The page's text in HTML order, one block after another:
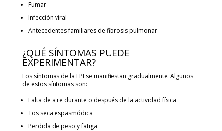
Fumar
Infección viral
Antecedentes familiares de fibrosis pulmonar
¿QUÉ SÍNTOMAS PUEDE
EXPERIMENTAR?
Los síntomas de la FPI se manifiestan gradualmente. Algunos
de estos síntomas son:
Falta de aire durante o después de la actividad física
Tos seca espasmódica
Perdida de peso y fatiga